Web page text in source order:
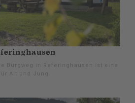
Burgweg in Referinghausen ist eine
Alt und Jung.